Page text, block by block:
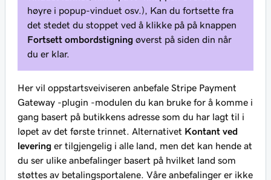
høyre i popup-vinduet osv.), Kan du fortsette fra
det stedet du stoppet ved å klikke på på knappen
Fortsett ombordstigning øverst på siden din når
du er klar.
Her vil oppstartsveiviseren anbefale Stripe Payment
Gateway -plugin -modulen du kan bruke for å komme i
gang basert på butikkens adresse som du har lagt til i
løpet av det første trinnet. Alternativet Kontant ved
levering er tilgjengelig i alle land, men det kan hende at
du ser ulike anbefalinger basert på hvilket land som
støttes av betalingsportalene. Våre anbefalinger er ikke